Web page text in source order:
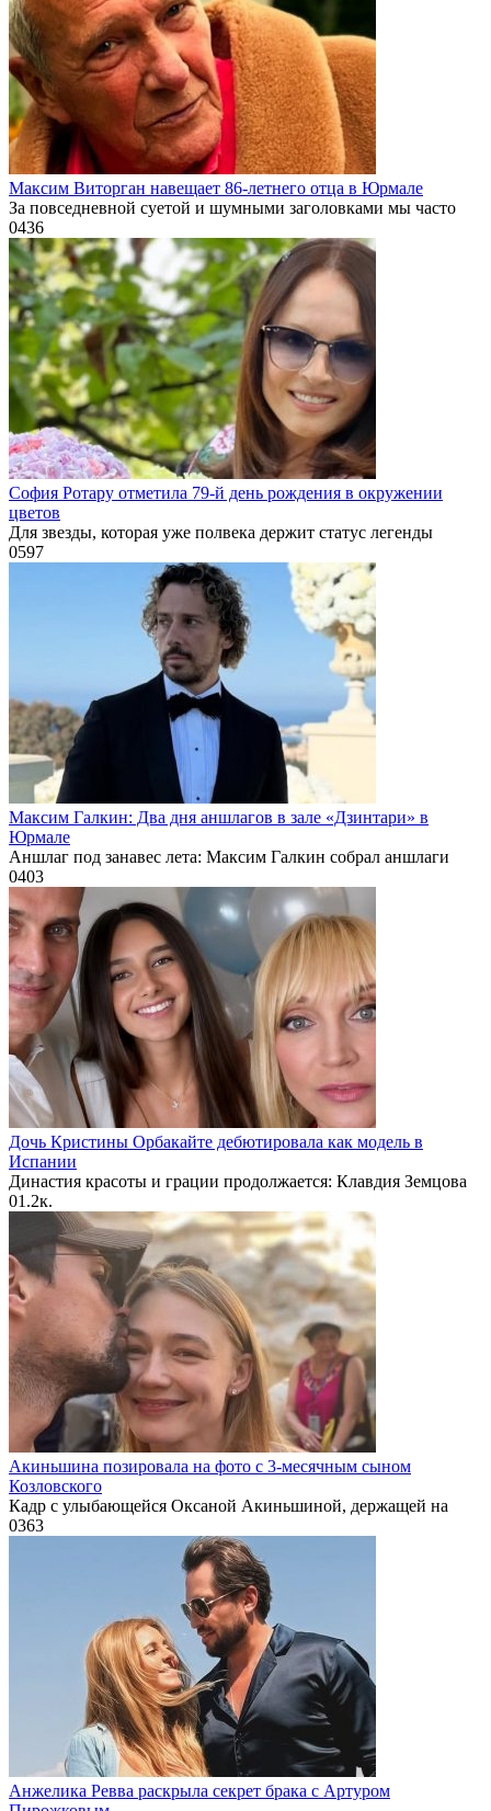
Максим Виторган навещает 86-летнего отца в Юрмале
За повседневной суетой и шумными заголовками мы часто
0436
София Ротару отметила 79-й день рождения в окружении
цветов
Для звезды, которая уже полвека держит статус легенды
0597
Максим Галкин: Два дня аншлагов в зале «Дзинтари» в
Юрмале
Аншлаг под занавес лета: Максим Галкин собрал аншлаги
0403
Дочь Кристины Орбакайте дебютировала как модель в
Испании
Династия красоты и грации продолжается: Клавдия Земцова
01.2к.
Акиньшина позировала на фото с 3-месячным сыном
Козловского
Кадр с улыбающейся Оксаной Акиньшиной, держащей на
0363
Анжелика Ревва раскрыла секрет брака с Артуром